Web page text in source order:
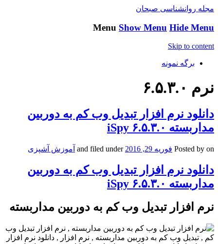
مجله روانشناسی صبحان
Menu Show Menu Hide Menu
Skip to content
برگه نمونه
نرم ۶.۵.۳.۰
دانلود نرم افزار تبدیل وب کم به دوربین
مداربسته iSpy ۶.۵.۳.۰
Posted by on فوریه 29, 2016 and filed under آموزش آشپزی
دانلود نرم افزار تبدیل وب کم به دوربین
مداربسته iSpy ۶.۵.۳.۰
نرم افزار تبدیل وب کم به دوربین مداربسته